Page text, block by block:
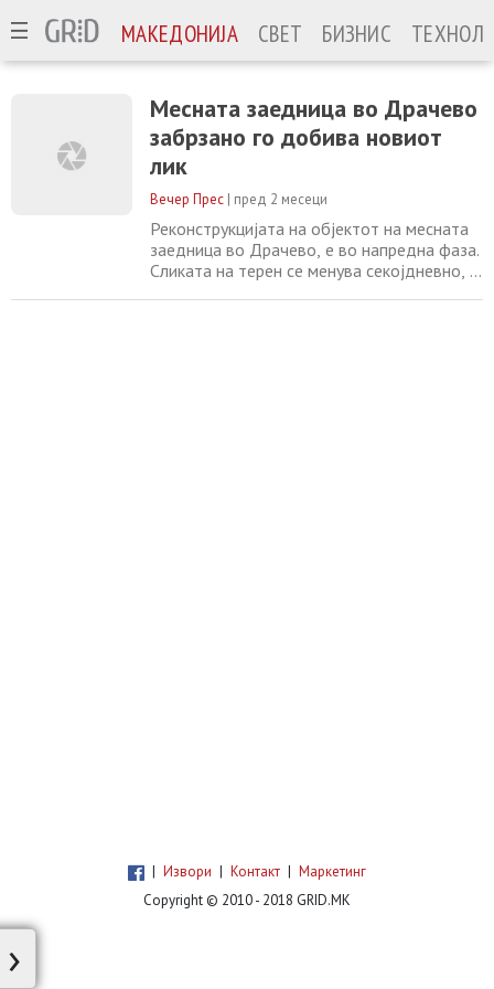
МАКЕДОНИЈА СВЕТ БИЗНИС
Месната заедница во Драчево
забрзано го добива новиот
лик
Вечер Прес | пред 2 месеци
Реконструкцијата на објектот на месната
заедница во Драчево, е во напредна фаза.
Сликата на терен се менува секојдневно, а
| Извори | Контакт | Маркетинг
Copyright © 2010 - 2018 GRID.MK
›